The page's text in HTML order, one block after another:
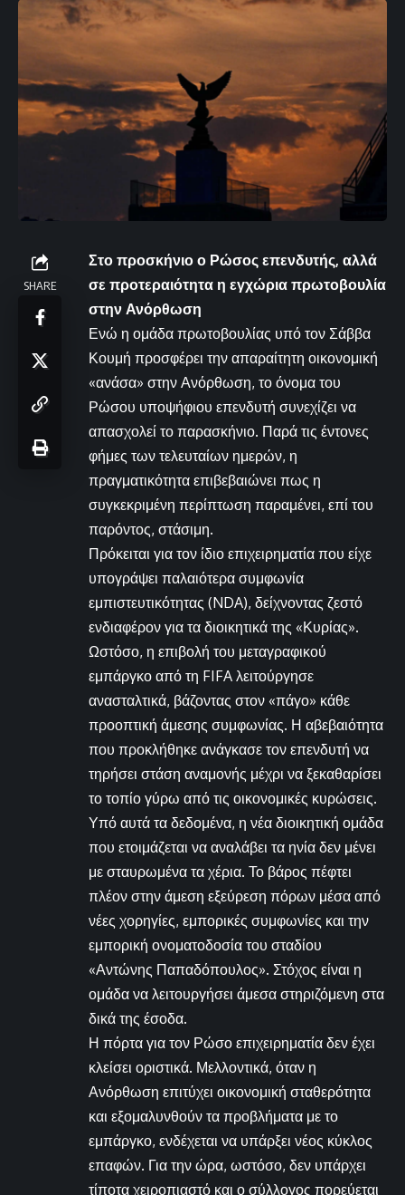
SHARE
Στο προσκήνιο ο Ρώσος επενδυτής, αλλά
σε προτεραιότητα η εγχώρια πρωτοβουλία
στην Ανόρθωση
Ενώ η ομάδα πρωτοβουλίας υπό τον Σάββα
Κουμή προσφέρει την απαραίτητη οικονομική
«ανάσα» στην Ανόρθωση, το όνομα του
Ρώσου υποψήφιου επενδυτή συνεχίζει να
απασχολεί το παρασκήνιο. Παρά τις έντονες
φήμες των τελευταίων ημερών, η
πραγματικότητα επιβεβαιώνει πως η
συγκεκριμένη περίπτωση παραμένει, επί του
παρόντος, στάσιμη.
Πρόκειται για τον ίδιο επιχειρηματία που είχε
υπογράψει παλαιότερα συμφωνία
εμπιστευτικότητας (NDA), δείχνοντας ζεστό
ενδιαφέρον για τα διοικητικά της «Κυρίας».
Ωστόσο, η επιβολή του μεταγραφικού
εμπάργκο από τη FIFA λειτούργησε
ανασταλτικά, βάζοντας στον «πάγο» κάθε
προοπτική άμεσης συμφωνίας. Η αβεβαιότητα
που προκλήθηκε ανάγκασε τον επενδυτή να
τηρήσει στάση αναμονής μέχρι να ξεκαθαρίσει
το τοπίο γύρω από τις οικονομικές κυρώσεις.
Υπό αυτά τα δεδομένα, η νέα διοικητική ομάδα
που ετοιμάζεται να αναλάβει τα ηνία δεν μένει
με σταυρωμένα τα χέρια. Το βάρος πέφτει
πλέον στην άμεση εξεύρεση πόρων μέσα από
νέες χορηγίες, εμπορικές συμφωνίες και την
εμπορική ονοματοδοσία του σταδίου
«Αντώνης Παπαδόπουλος». Στόχος είναι η
ομάδα να λειτουργήσει άμεσα στηριζόμενη στα
δικά της έσοδα.
Η πόρτα για τον Ρώσο επιχειρηματία δεν έχει
κλείσει οριστικά. Μελλοντικά, όταν η
Ανόρθωση επιτύχει οικονομική σταθερότητα
και εξομαλυνθούν τα προβλήματα με το
εμπάργκο, ενδέχεται να υπάρξει νέος κύκλος
επαφών. Για την ώρα, ωστόσο, δεν υπάρχει
τίποτα χειροπιαστό και ο σύλλογος πορεύεται